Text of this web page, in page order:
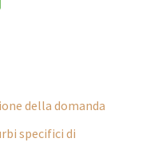
della domanda
specifici di